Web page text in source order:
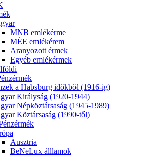
MNB emlékérme
MÉE emlékérem
Aranyozott érmek
Egyéb emlékérmek
a Habsburg időkből (1916-ig)
Királyság (1920-1944)
Népköztársaság (1945-1989)
Köztársaság (1990-től)
Ausztria
BeNeLux álllamok